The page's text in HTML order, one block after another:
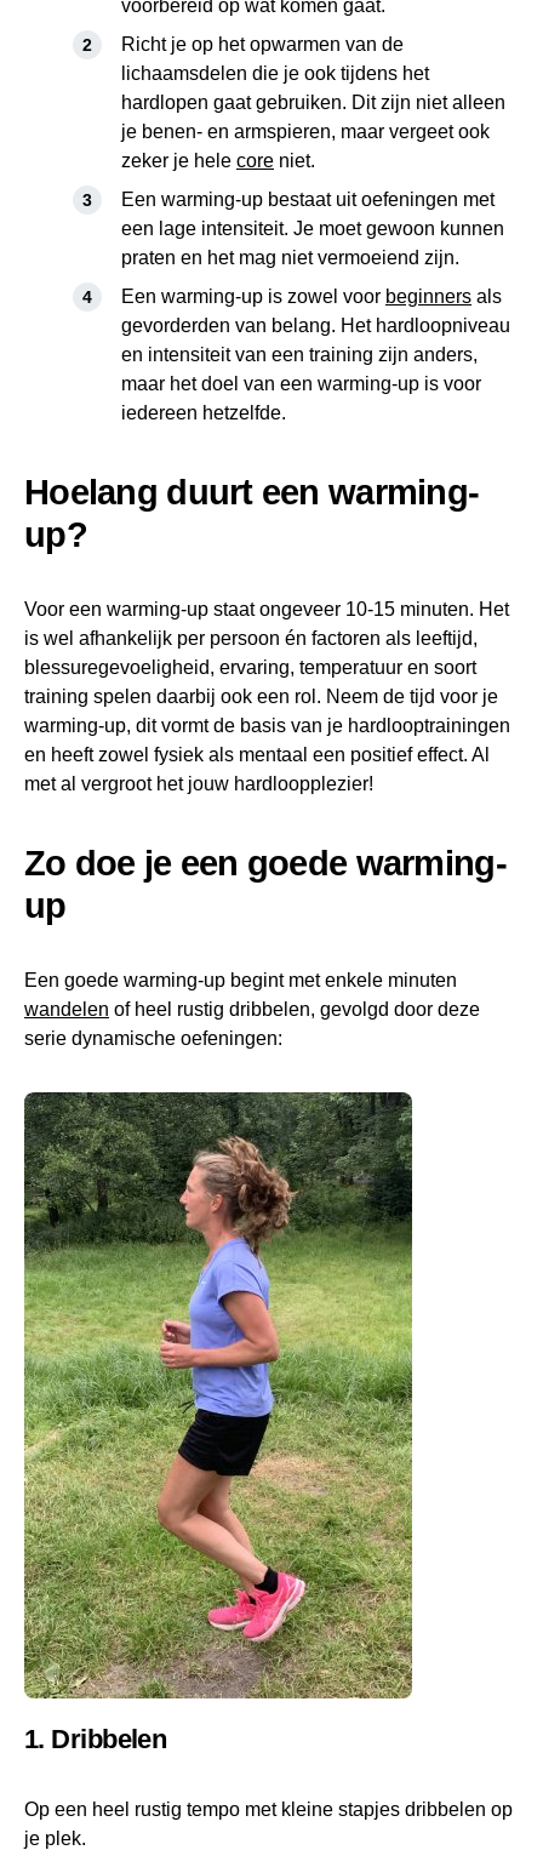
voorbereid op wat komen gaat.
Richt je op het opwarmen van de
lichaamsdelen die je ook tijdens het
hardlopen gaat gebruiken. Dit zijn niet alleen
je benen- en armspieren, maar vergeet ook
zeker je hele core niet.
Een warming-up bestaat uit oefeningen met
een lage intensiteit. Je moet gewoon kunnen
praten en het mag niet vermoeiend zijn.
Een warming-up is zowel voor beginners als
gevorderden van belang. Het hardloopniveau
en intensiteit van een training zijn anders,
maar het doel van een warming-up is voor
iedereen hetzelfde.
Hoelang duurt een warming-
up?
Voor een warming-up staat ongeveer 10-15 minuten. Het
is wel afhankelijk per persoon én factoren als leeftijd,
blessuregevoeligheid, ervaring, temperatuur en soort
training spelen daarbij ook een rol. Neem de tijd voor je
warming-up, dit vormt de basis van je hardlooptrainingen
en heeft zowel fysiek als mentaal een positief effect. Al
met al vergroot het jouw hardloopplezier!
Zo doe je een goede warming-
up
Een goede warming-up begint met enkele minuten
wandelen of heel rustig dribbelen, gevolgd door deze
serie dynamische oefeningen:
1. Dribbelen
Op een heel rustig tempo met kleine stapjes dribbelen op
je plek.